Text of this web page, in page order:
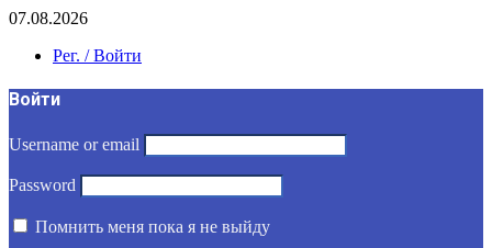
07.08.2026
Рег. / Войти
Войти
Username or email
Password
Помнить меня пока я не выйду